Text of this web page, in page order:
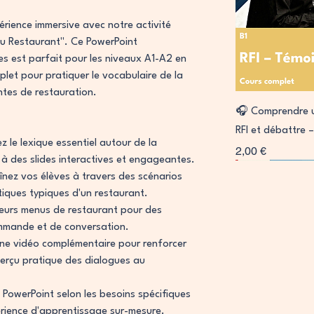
immersive avec notre activité
Restaurant". Ce PowerPoint
est parfait pour les niveaux A1-A2 en
pour pratiquer le vocabulaire de la
de restauration.
le lexique essentiel autour de la
des slides interactives et engageantes.
vos élèves à travers des scénarios
typiques d'un restaurant.
menus de restaurant pour des
et de conversation.
vidéo complémentaire pour renforcer
pratique des dialogues au
selon les besoins spécifiques
d'apprentissage sur-mesure.
🎧 Comprendre
RFI et débattre –
Prix
2,00 €